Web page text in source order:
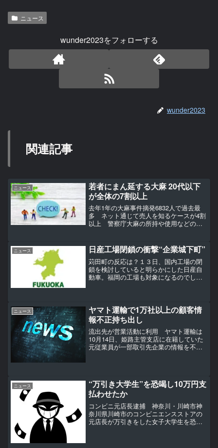
ニュース
wunder2023をフォローする
wunder2023
関連記事
ニュース
若者にまん延する大麻 20代以下
が全体の7割以上
去年1年の大麻事件摘発6832人で過去最
多 ネット通じて売人を知るケースが4割
以上 警察庁大麻の所持や使用などの事
が、警察庁のまとめで分かりました。全
体の7割以上を...
ニュース 日産工場閉鎖の衝撃“企業城下町”
苅田町の反応は？１３日、国内工場の閉
鎖を検討していると明らかにした日産自
動車。福岡の工場も対象になるのでしょ
世界を駆け巡りました。業績...
ニュース
ヤマト運輸で1万社以上の顧客情
報不正持ち出し
流出先が営業活動に利用 ヤマト運輸は
10月14日、姫路主管支店に在籍していた
元従業員が一部取引先企業の情報を不正
【画像】不正に持ち出...
ニュース
“万引き大学生”を恐喝し10万円支
払わせたか
コンビニ元店長逮捕 神奈川・川崎市神
奈川県川崎市のコンビニエンスストアの
元店長が万引きをした女子大学生を恐喝